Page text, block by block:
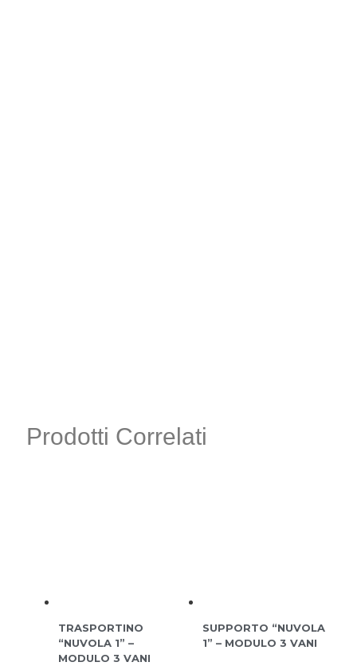
Prodotti Correlati
TRASPORTINO
“NUVOLA 1” –
MODULO 3 VANI
SUPPORTO “NUVOLA
1” – MODULO 3 VANI